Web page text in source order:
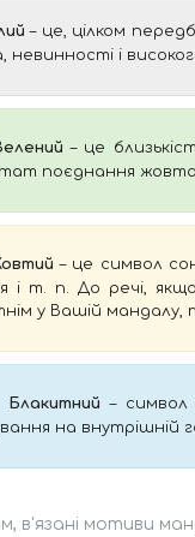
– це, цілком
невинності і
– це
поєднання
– це символ
і т. п. До речі,
у Вашій мандалу,
Блакитний– символ
на внутрішній
в'язані мотиви